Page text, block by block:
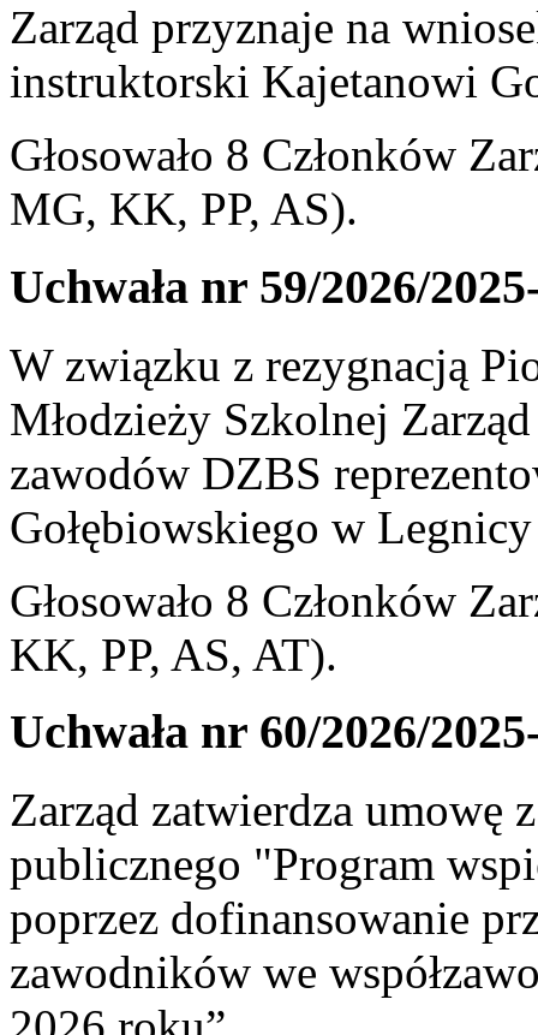
Zarząd przyznaje na
instruktorski Kajetanowi
Głosowało 8 Członków
MG, KK, PP, AS).
Uchwała nr 59/2026/
W związku z rezygnacją
Młodzieży Szkolnej
zawodów DZBS
Gołębiowskiego w
Głosowało 8 Członków
KK, PP, AS, AT).
Uchwała nr 60/2026/
Zarząd zatwierdza umowę
publicznego "Program
poprzez dofinansowanie
zawodników we